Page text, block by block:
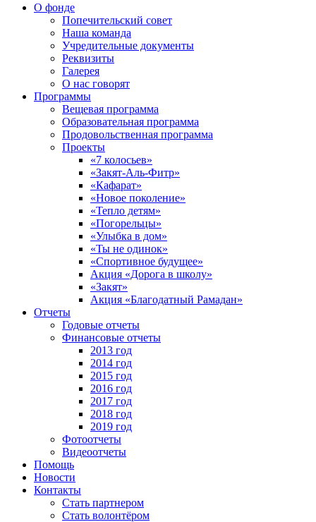
О фонде
Попечительский совет
Наша команда
Учредительные документы
Реквизиты
Галерея
О нас говорят
Программы
Вещевая программа
Образовательная программа
Продовольственная программа
Проекты
«7 колосьев»
«Закят-Аль-Фитр»
«Кафарат»
«Новое поколение»
«Тепло детям»
«Погорельцы»
«Улыбка в дом»
«Ты не одинок»
«Спортивное будущее»
Акция «Дорога в школу»
«Закят»
Акция «Благодатный Рамадан»
Отчеты
Годовые отчеты
Финансовые отчеты
2013 год
2014 год
2015 год
2016 год
2017 год
2018 год
2019 год
Фотоотчеты
Видеоотчеты
Помощь
Новости
Контакты
Стать партнером
Стать волонтёром